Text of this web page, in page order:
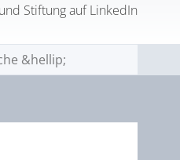
Stiftung auf LinkedIn